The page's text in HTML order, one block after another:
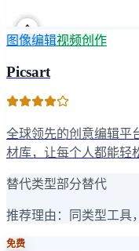
图像编辑视频创作
Picsart
全球领先的创意编辑平
材库，让每个人都能轻
替代类型部分替代
推荐理由： 同类型工具
免费